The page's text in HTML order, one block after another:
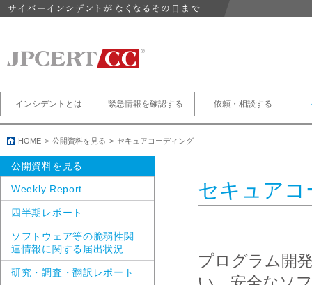
インシデントとは 緊急情報を確認する 依頼・相談する
HOME 公開資料を見る セキュアコーディング
セキュア
プログラム開
公開資料を見る
Weekly Report
四半期レポート
ソフトウェア等の脆弱性関
連情報に関する届出状況
研究・調査・翻訳レポート